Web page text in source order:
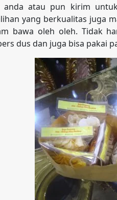
atau pun kirim
yang berkualitas juga
bawa oleh oleh. Tidak
dus dan juga bisa pakai